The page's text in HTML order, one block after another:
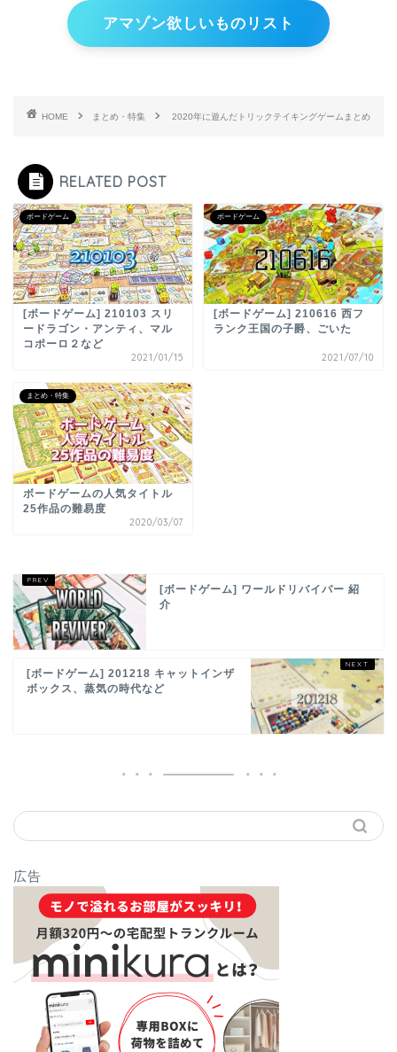
アマゾン欲しいものリスト
HOME まとめ・特集 2020年に遊んだトリックテイキングゲームまとめ
RELATED POST
ボードゲーム
[ボードゲーム] 210103 スリ
ードラゴン・アンティ、マル
コポーロ２など
2021/01/15
ボードゲーム
[ボードゲーム] 210616 西フ
ランク王国の子爵、ごいた
2021/07/10
まとめ・特集
ボードゲームの人気タイトル
25作品の難易度
2020/03/07
[ボードゲーム] ワールドリバイバー 紹
介
[ボードゲーム] 201218 キャットインザ
ボックス、蒸気の時代など
広告